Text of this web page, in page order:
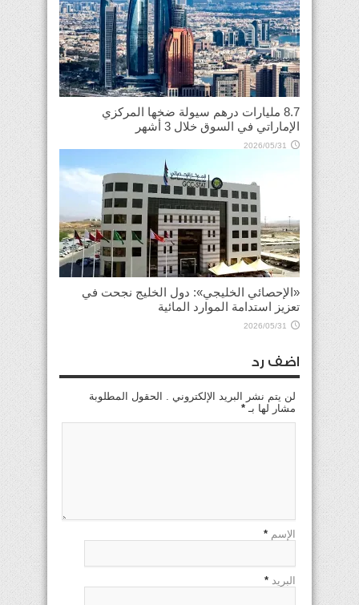
8.7 مليارات درهم سيولة ضخها المركزي
الإماراتي في السوق خلال 3 أشهر
2026/05/31
«الإحصائي الخليجي»: دول الخليج نجحت في
تعزيز استدامة الموارد المائية
2026/05/31
اضف رد
لن يتم نشر البريد الإلكتروني . الحقول المطلوبة
مشار لها بـ *
الإسم *
البريد *